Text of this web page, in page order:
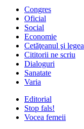
Congres
Oficial
Social
Economie
Cetăţeanul şi legea
Cititorii ne scriu
Dialoguri
Sanatate
Varia
Editorial
Stop fals!
Vocea femeii